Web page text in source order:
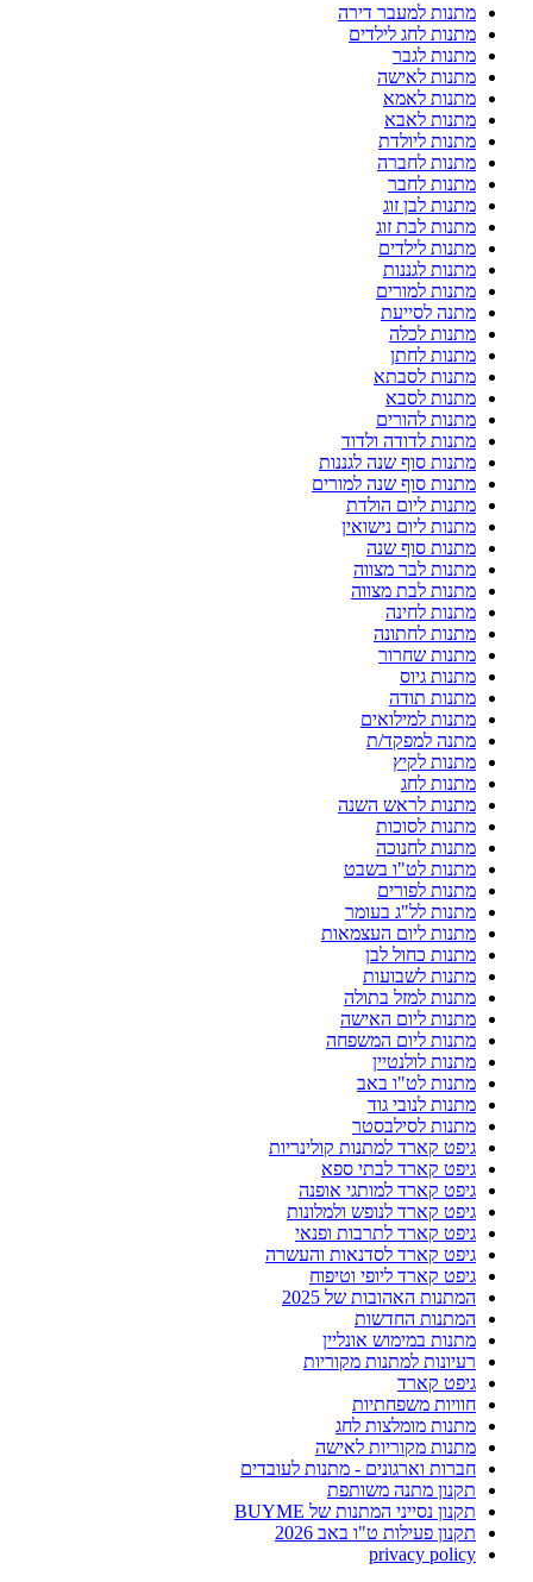
מתנות למעבר דירה
מתנות לחג לילדים
מתנות לגבר
מתנות לאישה
מתנות לאמא
מתנות לאבא
מתנות ליולדת
מתנות לחברה
מתנות לחבר
מתנות לבן זוג
מתנות לבת זוג
מתנות לילדים
מתנות לגננות
מתנות למורים
מתנה לסייעת
מתנות לכלה
מתנות לחתן
מתנות לסבתא
מתנות לסבא
מתנות להורים
מתנות לדודה ולדוד
מתנות סוף שנה לגננות
מתנות סוף שנה למורים
מתנות ליום הולדת
מתנות ליום נישואין
מתנות סוף שנה
מתנות לבר מצווה
מתנות לבת מצווה
מתנות לחינה
מתנות לחתונה
מתנות שחרור
מתנות גיוס
מתנות תודה
מתנות למילואים
מתנה למפקד/ת
מתנות לקיץ
מתנות לחג
מתנות לראש השנה
מתנות לסוכות
מתנות לחנוכה
מתנות לט"ו בשבט
מתנות לפורים
מתנות לל"ג בעומר
מתנות ליום העצמאות
מתנות כחול לבן
מתנות לשבועות
מתנות למזל בתולה
מתנות ליום האישה
מתנות ליום המשפחה
מתנות לולנטיין
מתנות לט"ו באב
מתנות לנובי גוד
מתנות לסילבסטר
גיפט קארד למתנות קולינריות
גיפט קארד לבתי ספא
גיפט קארד למותגי אופנה
גיפט קארד לנופש ולמלונות
גיפט קארד לתרבות ופנאי
גיפט קארד לסדנאות והעשרה
גיפט קארד ליופי וטיפוח
המתנות האהובות של 2025
המתנות החדשות
מתנות במימוש אונליין
רעיונות למתנות מקוריות
גיפט קארד
חוויות משפחתיות
מתנות מומלצות לחג
מתנות מקוריות לאישה
חברות וארגונים - מתנות לעובדים
תקנון מתנה משותפת
תקנון נסייני המתנות של BUYME
תקנון פעילות ט"ו באב 2026
privacy policy